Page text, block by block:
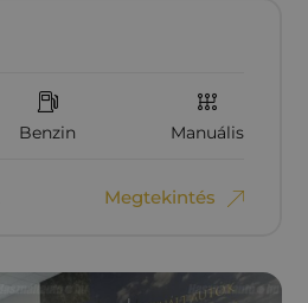
Benzin Manuális
Megtekintés